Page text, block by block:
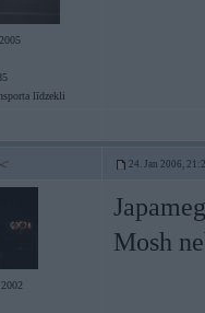
līdzekli
24. Jan 2006,
Mosh